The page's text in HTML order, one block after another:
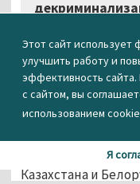
Этот сайт
улучшить работу и
эффективность
с сайтом, вы
использованием
Я
криминальную
сфере».
В документах
указано, что
нелегальную
состоящих в
Казахстана и